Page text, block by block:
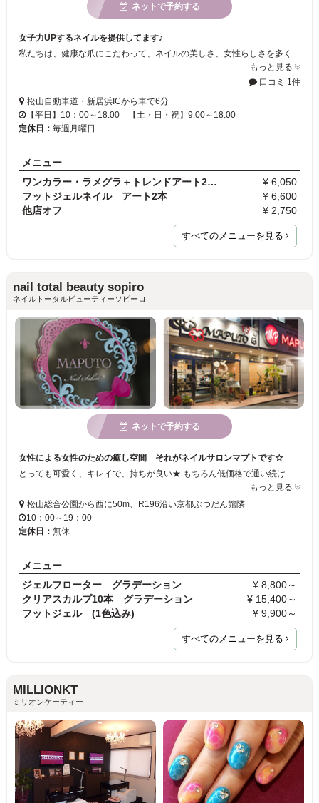
ネットで予約する
女子力UPするネイルを提供してます♪
もっと見る
口コミ 1件
松山自動車道・新居浜ICから車で6分
【平日】10：00～18:00 【土・日・祝】9:00～18:00
定休日： 毎週月曜日
メニュー
ワンカラー・ラメグラ＋トレンドアート2本【自店オフ…
¥ 6,050
フットジェルネイル アート2本
¥ 6,600
他店オフ
¥ 2,750
すべてのメニューを見る
nail total beauty sopiro
ネイルトータルビューティーソピーロ
ネットで予約する
女性による女性のための癒し空間 それがネイルサロンマプトです☆
とっても可愛く、キレイで、持ちが良い★ もちろん低価格で通い続けたくなる。 そんな女性の為の癒し空間であり続けたい。 それが「ネイルサロン マプト」のポリシーです！
もっと見る
松山総合公園から西に50m、R196沿い京都ぶつだん館隣
10：00～19：00
定休日： 無休
メニュー
ジェルフローター グラデーション
¥ 8,800～
クリアスカルプ10本 グラデーション
¥ 15,400～
フットジェル (1色込み)
¥ 9,900～
すべてのメニューを見る
MILLIONKT
ミリオンケーティー